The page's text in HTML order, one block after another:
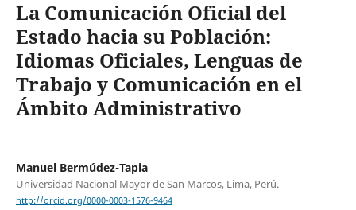
La Comunicación Oficial del
Estado hacia su Población:
Idiomas Oficiales, Lenguas de
Trabajo y Comunicación en el
Ámbito Administrativo
Manuel Bermúdez-Tapia
Universidad Nacional Mayor de San Marcos, Lima, Perú.
http://orcid.org/0000-0003-1576-9464